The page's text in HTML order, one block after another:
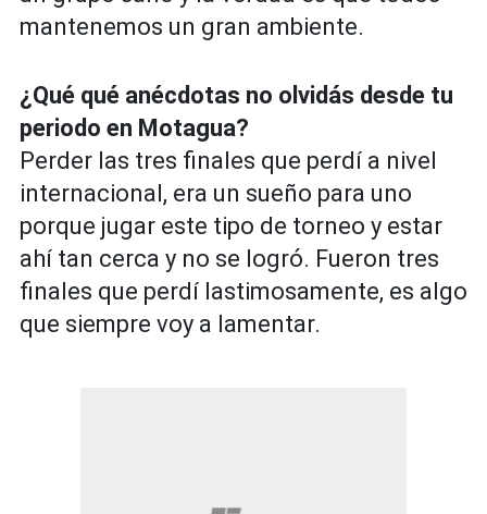
mantenemos un gran ambiente.
¿Qué qué anécdotas no olvidás desde tu
periodo en Motagua?
Perder las tres finales que perdí a nivel
internacional, era un sueño para uno
porque jugar este tipo de torneo y estar
ahí tan cerca y no se logró. Fueron tres
finales que perdí lastimosamente, es algo
que siempre voy a lamentar.